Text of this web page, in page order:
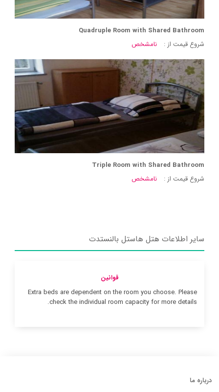
Quadruple Room with Shared Bathroom
شروع قیمت از :
نامشخص
Triple Room with Shared Bathroom
شروع قیمت از :
نامشخص
سایر اطلاعات هتل هاستل بالنستدت
قوانین
Extra beds are dependent on the room you choose. Please
check the individual room capacity for more details.
درباره ما